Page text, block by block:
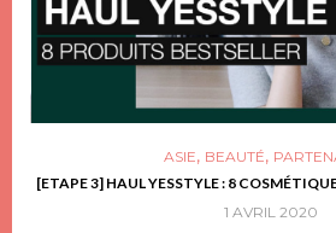
ASIE, BEAUTÉ,
[ETAPE 3] HAUL YESSTYLE : 8
1 AVRIL 2020